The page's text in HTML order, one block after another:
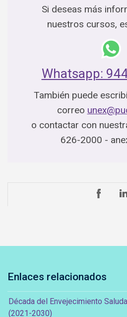
Si deseas más
nuestros cursos,
Whatsapp:
También puede
correo
o contactar con
626-2000 -
Enlaces relacionados
Década del Envejecimiento
(2021-2030)